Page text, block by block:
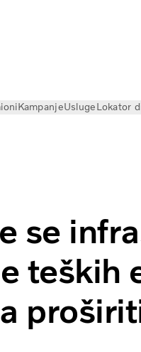
KampanjeUslugeLokator
se
teških